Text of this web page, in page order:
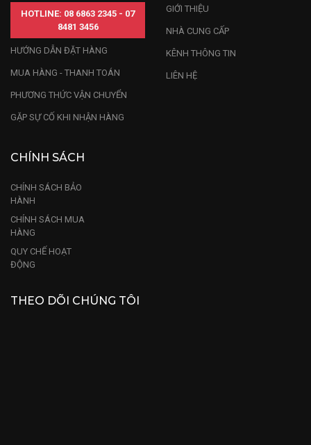
HOTLINE: 08 6863 2345 - 07
8481 3456
HƯỚNG DẪN ĐẶT HÀNG
MUA HÀNG - THANH TOÁN
PHƯƠNG THỨC VẬN CHUYỂN
GẶP SỰ CỐ KHI NHẬN HÀNG
GIỚI THIỆU
NHÀ CUNG CẤP
KÊNH THÔNG TIN
LIÊN HỆ
CHÍNH SÁCH
CHÍNH SÁCH BẢO
HÀNH
CHÍNH SÁCH MUA
HÀNG
QUY CHẾ HOẠT
ĐỘNG
THEO DÕI CHÚNG TÔI